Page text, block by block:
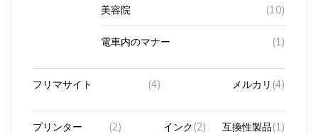
電車内のマナー (1)
フリマサイト (4) メルカリ(4)
プリンター (2) インク(2) 互換性製品(1)